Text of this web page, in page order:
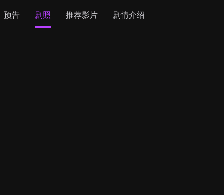
预告 剧照 推荐影片 剧情介绍